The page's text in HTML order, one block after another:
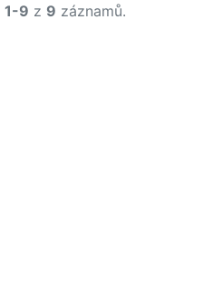
1-9 z 9 záznamů.